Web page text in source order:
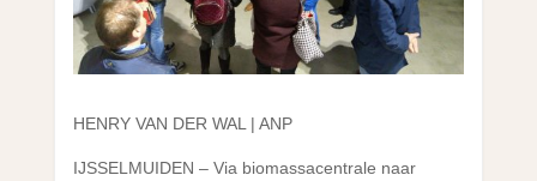
HENRY VAN DER WAL | ANP
IJSSELMUIDEN – Via biomassacentrale naar